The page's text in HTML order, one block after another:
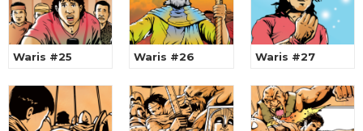
Waris #25 Waris #26 Waris #27